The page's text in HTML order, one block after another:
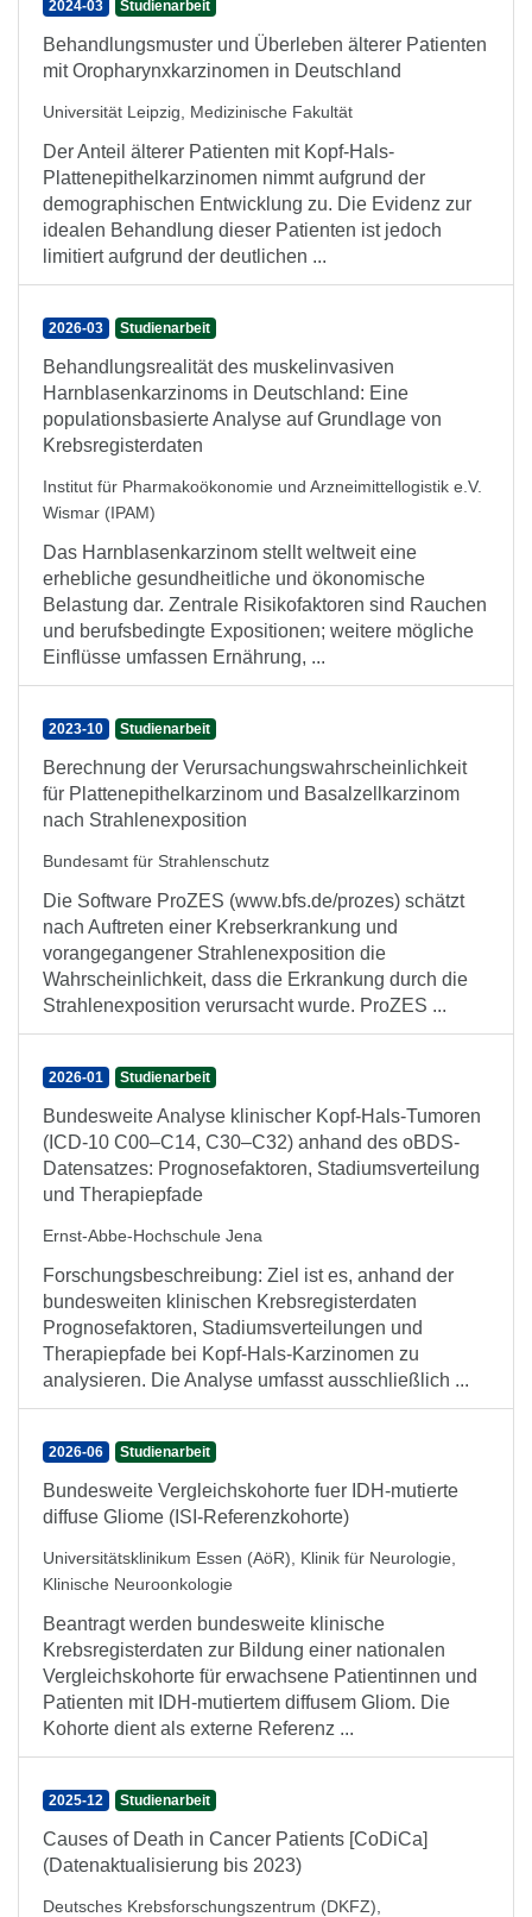
2024-03 Studienarbeit
Behandlungsmuster und Überleben älterer Patienten
mit Oropharynxkarzinomen in Deutschland
Universität Leipzig, Medizinische Fakultät
Der Anteil älterer Patienten mit Kopf-Hals-
Plattenepithelkarzinomen nimmt aufgrund der
demographischen Entwicklung zu. Die Evidenz zur
idealen Behandlung dieser Patienten ist jedoch
limitiert aufgrund der deutlichen ...
2026-03 Studienarbeit
Behandlungsrealität des muskelinvasiven
Harnblasenkarzinoms in Deutschland: Eine
populationsbasierte Analyse auf Grundlage von
Krebsregisterdaten
Institut für Pharmakoökonomie und Arzneimittellogistik e.V.
Wismar (IPAM)
Das Harnblasenkarzinom stellt weltweit eine
erhebliche gesundheitliche und ökonomische
Belastung dar. Zentrale Risikofaktoren sind Rauchen
und berufsbedingte Expositionen; weitere mögliche
Einflüsse umfassen Ernährung, ...
2023-10 Studienarbeit
Berechnung der Verursachungswahrscheinlichkeit
für Plattenepithelkarzinom und Basalzellkarzinom
nach Strahlenexposition
Bundesamt für Strahlenschutz
Die Software ProZES (www.bfs.de/prozes) schätzt
nach Auftreten einer Krebserkrankung und
vorangegangener Strahlenexposition die
Wahrscheinlichkeit, dass die Erkrankung durch die
Strahlenexposition verursacht wurde. ProZES ...
2026-01 Studienarbeit
Bundesweite Analyse klinischer Kopf-Hals-Tumoren
(ICD-10 C00–C14, C30–C32) anhand des oBDS-
Datensatzes: Prognosefaktoren, Stadiumsverteilung
und Therapiepfade
Ernst-Abbe-Hochschule Jena
Forschungsbeschreibung: Ziel ist es, anhand der
bundesweiten klinischen Krebsregisterdaten
Prognosefaktoren, Stadiumsverteilungen und
Therapiepfade bei Kopf-Hals-Karzinomen zu
analysieren. Die Analyse umfasst ausschließlich ...
2026-06 Studienarbeit
Bundesweite Vergleichskohorte fuer IDH-mutierte
diffuse Gliome (ISI-Referenzkohorte)
Universitätsklinikum Essen (AöR), Klinik für Neurologie,
Klinische Neuroonkologie
Beantragt werden bundesweite klinische
Krebsregisterdaten zur Bildung einer nationalen
Vergleichskohorte für erwachsene Patientinnen und
Patienten mit IDH-mutiertem diffusem Gliom. Die
Kohorte dient als externe Referenz ...
2025-12 Studienarbeit
Causes of Death in Cancer Patients [CoDiCa]
(Datenaktualisierung bis 2023)
Deutsches Krebsforschungszentrum (DKFZ),